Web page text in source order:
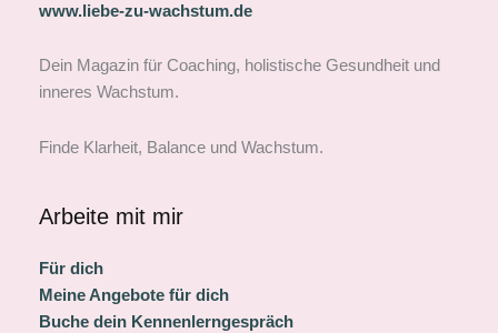
www.liebe-zu-wachstum.de
Dein Magazin für Coaching, holistische Gesundheit und
inneres Wachstum.
Finde Klarheit, Balance und Wachstum.
Arbeite mit mir
Für dich
Meine Angebote für dich
Buche dein Kennenlerngespräch